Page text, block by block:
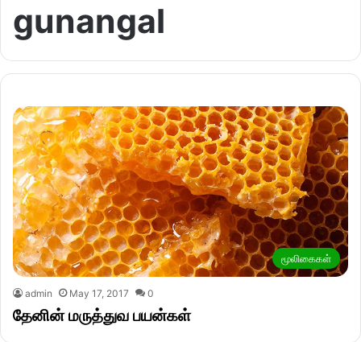
gunangal
மூலிகைகள்
admin May 17, 2017 0
தேனின் மருத்துவ பயன்கள்